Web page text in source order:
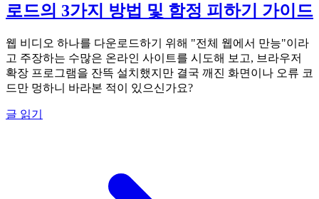
로드의 3가지 방법 및 함정 피하기 가이드
웹 비디오 하나를 다운로드하기 위해 "전체 웹에서 만능"이라
고 주장하는 수많은 온라인 사이트를 시도해 보고, 브라우저
확장 프로그램을 잔뜩 설치했지만 결국 깨진 화면이나 오류 코
드만 멍하니 바라본 적이 있으신가요?
글 읽기